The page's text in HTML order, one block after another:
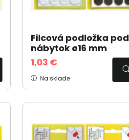
Filcová podložka pod
nábytok ø16 mm
1,03 €
Na sklade